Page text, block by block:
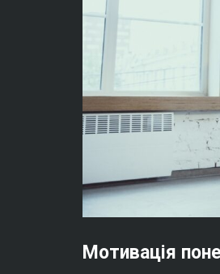
Мотивація